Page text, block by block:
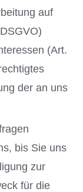
auf
(Art.
der an uns
bis Sie uns
zur
für die